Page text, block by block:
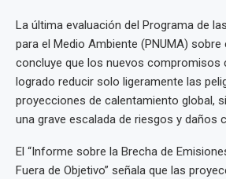
La última evaluación del Programa de
para el Medio Ambiente (PNUMA) sobre
concluye que los nuevos compromisos
logrado reducir solo ligeramente las
proyecciones de calentamiento global,
una grave escalada de riesgos y daños
El “Informe sobre la Brecha de
Fuera de Objetivo” señala que las